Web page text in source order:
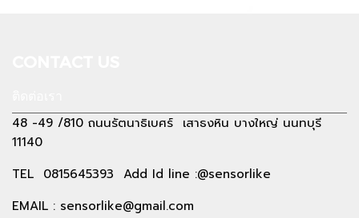
48 -49 /810 ถนนรัตนาธิเบศร์ เสาธงหิน บางใหญ่ นนทบุรี
11140
TEL 0815645393 Add Id line :@sensorlike
EMAIL : sensorlike@gmail.com